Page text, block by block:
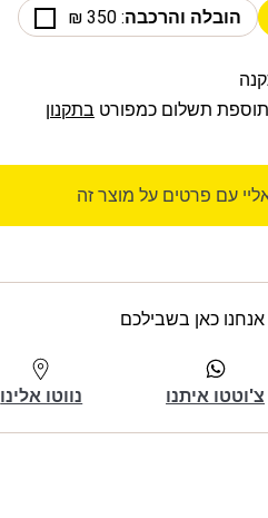
הובלה והרכבה: 350 ₪
תשלום כמפורט בתקנון
עם פרטים על מוצר זה
אנחנו כאן בשבילכם
צ'וטטו איתנו נווטו אלינו